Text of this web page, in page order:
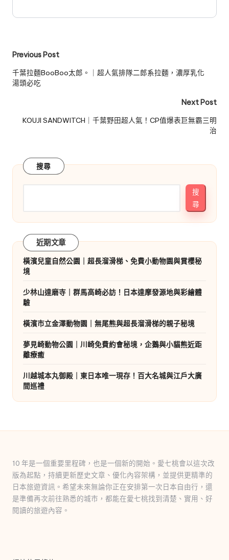
Post
navigation
Previous Post
千葉拉麵BooBoo太郎。｜超人氣排隊二郎系拉麵，濃厚乳化
湯頭必吃
Next Post
KOUJI SANDWITCH｜千葉野田超人氣！CP值爆表巨無霸三明
治
搜尋
搜
尋
近期文章
橫濱兒童自然公園｜超長溜滑梯、免費小動物園與賞櫻秘
境
少林山達磨寺｜群馬高崎必訪！日本達摩發源地與彩繪體
驗
橫濱市立金澤動物園｜無尾熊與超長溜滑梯的親子秘境
夢見崎動物公園｜川崎免費約會秘境，企鵝與小貓熊近距
離療癒
川越城本丸御殿｜東日本唯一現存！百大名城與江戶大廣
間巡禮
10 年是一個重要里程碑，也是一個新的開始。愛七桃會以這次改
版為起點，持續更新歷史文章、優化內容架構，並提供更精準的
日本旅遊資訊。希望未來無論你正在安排第一次日本自由行，還
是準備再次前往熟悉的城市，都能在愛七桃找到清楚、實用、好
閱讀的旅遊內容。